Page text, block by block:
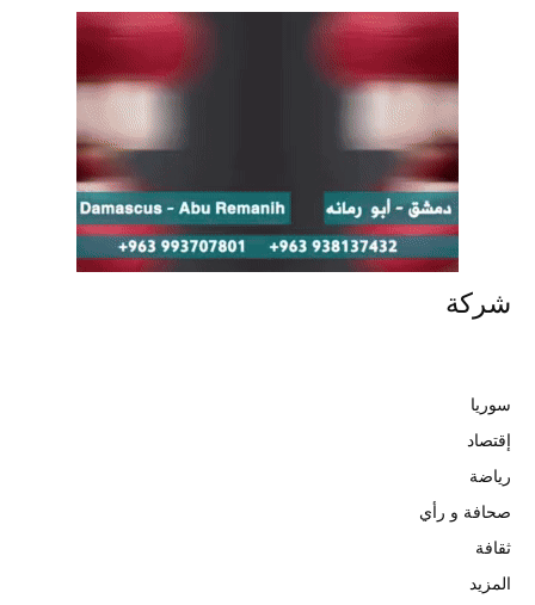
شركة
سوريا
إقتصاد
رياضة
صحافة و رأي
ثقافة
المزيد